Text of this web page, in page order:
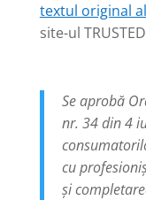
textul original
site-ul
Se aprobă
nr. 34 din 4
cu
şi